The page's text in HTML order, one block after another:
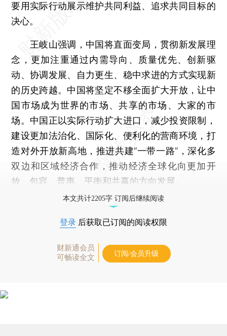
要用实际行动展示维护共同利益、追求共同目标的
决心。
王岐山强调，中国将直面变局，贯彻新发展理
念，更加注重通过内需导向、质量优先、创新驱
动、协调发展、自力更生、稳中求进的方式实现新
的历史跨越。中国将坚定不移全面扩大开放，让中
国市场成为世界的市场、共享的市场、大家的市
场。中国正以实际行动扩大进口，减少投资限制，
建设更加法治化、国际化、便利化的营商环境，打
造对外开放新高地，推进共建“一带一路”，深化多
双边和区域经济合作，推动经济全球化向更加开
放、包容、普惠、平衡和共赢的方向发展。
本文共计2205字 订阅后继续阅读
登录 后获取已订阅的阅读权限
财新通会员
可畅读全文
订阅/会员升级